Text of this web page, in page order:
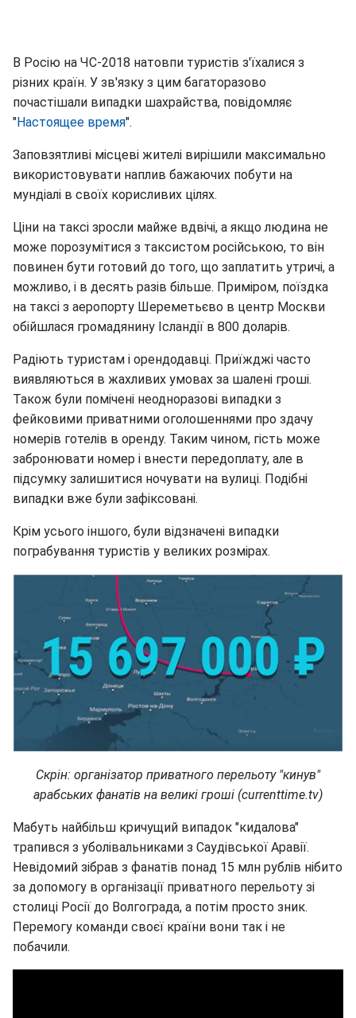
В Росію на ЧС-2018 натовпи туристів з'їхалися з
різних країн. У зв'язку з цим багаторазово
почастішали випадки шахрайства, повідомляє
"Настоящее время".
Заповзятливі місцеві жителі вирішили максимально
використовувати наплив бажаючих побути на
мундіалі в своїх корисливих цілях.
Ціни на таксі зросли майже вдвічі, а якщо людина не
може порозумітися з таксистом російською, то він
повинен бути готовий до того, що заплатить утричі, а
можливо, і в десять разів більше. Приміром, поїздка
на таксі з аеропорту Шереметьєво в центр Москви
обійшлася громадянину Ісландії в 800 доларів.
Радіють туристам і орендодавці. Приїжджі часто
виявляються в жахливих умовах за шалені гроші.
Також були помічені неодноразові випадки з
фейковими приватними оголошеннями про здачу
номерів готелів в оренду. Таким чином, гість може
забронювати номер і внести передоплату, але в
підсумку залишитися ночувати на вулиці. Подібні
випадки вже були зафіксовані.
Крім усього іншого, були відзначені випадки
пограбування туристів у великих розмірах.
Скрін: організатор приватного перельоту "кинув"
арабських фанатів на великі гроші (currenttime.tv)
Мабуть найбільш кричущий випадок "кидалова"
трапився з уболівальниками з Саудівської Аравії.
Невідомий зібрав з фанатів понад 15 млн рублів нібито
за допомогу в організації приватного перельоту зі
столиці Росії до Волгограда, а потім просто зник.
Перемогу команди своєї країни вони так і не
побачили.